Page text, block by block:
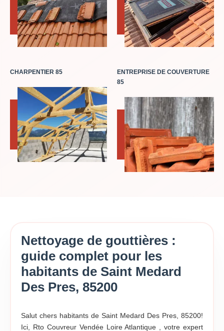
CHARPENTIER 85
ENTREPRISE DE COUVERTURE
85
Nettoyage de gouttières :
guide complet pour les
habitants de Saint Medard
Des Pres, 85200
Salut chers habitants de Saint Medard Des Pres, 85200!
Ici, Rto Couvreur Vendée Loire Atlantique , votre expert